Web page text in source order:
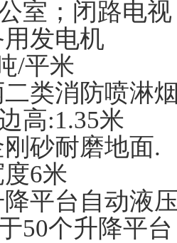
室；闭路电视
发电机
/平米
类消防喷淋
高:1.35米
砂耐磨地面.
6米
平台自动液
50个升降平台